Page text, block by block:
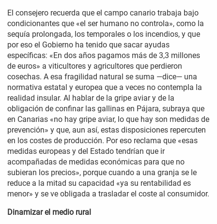
El consejero recuerda que el campo canario trabaja bajo
condicionantes que «el ser humano no controla», como la
sequía prolongada, los temporales o los incendios, y que
por eso el Gobierno ha tenido que sacar ayudas
específicas: «En dos años pagamos más de 3,3 millones
de euros» a viticultores y agricultores que perdieron
cosechas. A esa fragilidad natural se suma —dice— una
normativa estatal y europea que a veces no contempla la
realidad insular. Al hablar de la gripe aviar y de la
obligación de confinar las gallinas en Pájara, subraya que
en Canarias «no hay gripe aviar, lo que hay son medidas de
prevención» y que, aun así, estas disposiciones repercuten
en los costes de producción. Por eso reclama que «esas
medidas europeas y del Estado tendrían que ir
acompañadas de medidas económicas para que no
subieran los precios», porque cuando a una granja se le
reduce a la mitad su capacidad «ya su rentabilidad es
menor» y se ve obligada a trasladar el coste al consumidor.
Dinamizar el medio rural